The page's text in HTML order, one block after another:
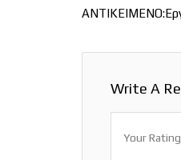
Write A
Your Rating